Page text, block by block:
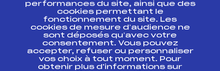
Pass’Neige
Projet sportif fédéral
Projet de performance fédéral
Antidopage
Pôle Développement, Formation, Suivi
Scientifique
Listes ministérielles
performances du site, ainsi que des
cookies permettant le
fonctionnement du site. Les
cookies de mesure d’audience ne
sont déposés qu’avec votre
consentement. Vous pouvez
accepter, refuser ou personnaliser
vos choix à tout moment. Pour
obtenir plus d'informations sur